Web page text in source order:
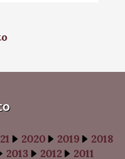
2020 2019
2018
2013 2012
2011